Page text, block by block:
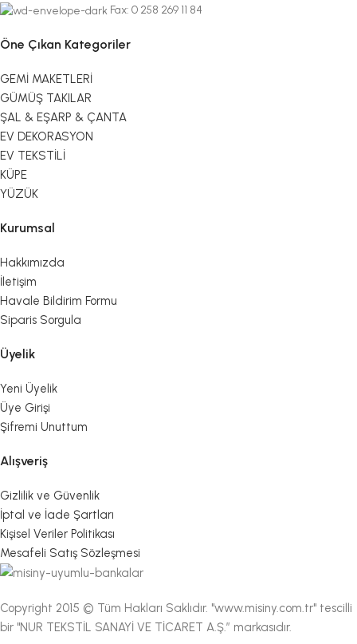
Fax: 0 258 269 11 84
Öne Çıkan Kategoriler
GEMİ MAKETLERİ
GÜMÜŞ TAKILAR
ŞAL & EŞARP & ÇANTA
EV DEKORASYON
EV TEKSTİLİ
KÜPE
YÜZÜK
Kurumsal
Hakkımızda
İletişim
Havale Bildirim Formu
Siparis Sorgula
Üyelik
Yeni Üyelik
Üye Girişi
Şifremi Unuttum
Alışveriş
Gizlilik ve Güvenlik
İptal ve İade Şartları
Kişisel Veriler Politikası
Mesafeli Satış Sözleşmesi
Copyright 2015 © Tüm Hakları Saklıdır. "www.misiny.com.tr" tescilli
bir "NUR TEKSTİL SANAYİ VE TİCARET A.Ş.” markasıdır.